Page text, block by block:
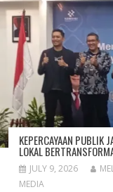
KEPERCAYAAN PUBLIK
LOKAL
JULY 9, 2026
MEDIA